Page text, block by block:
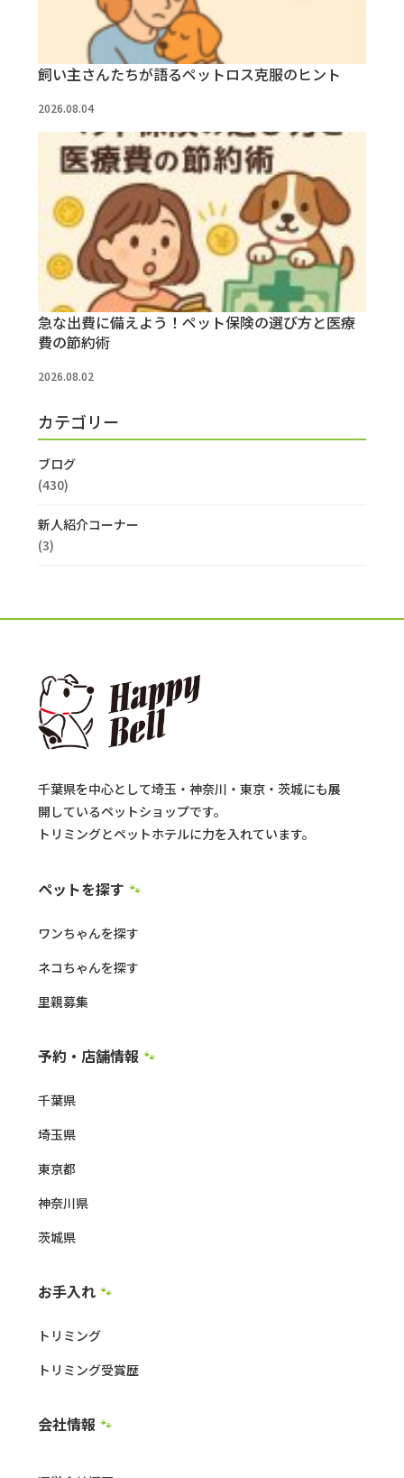
飼い主さんたちが語るペットロス克服のヒント
2026.08.04
急な出費に備えよう！ペット保険の選び方と医療
費の節約術
2026.08.02
カテゴリー
ブログ
(430)
新人紹介コーナー
(3)
千葉県を中心として埼玉・神奈川・東京・茨城にも展
開しているペットショップです。
トリミングとペットホテルに力を入れています。
ペットを探す 🐾
ワンちゃんを探す
ネコちゃんを探す
里親募集
予約・店舗情報 🐾
千葉県
埼玉県
東京都
神奈川県
茨城県
お手入れ 🐾
トリミング
トリミング受賞歴
会社情報 🐾